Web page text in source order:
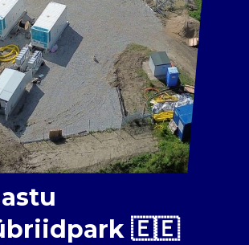
🇪🇪